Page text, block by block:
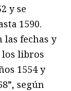
y se
1590.
fechas y
libros
1554 y
según